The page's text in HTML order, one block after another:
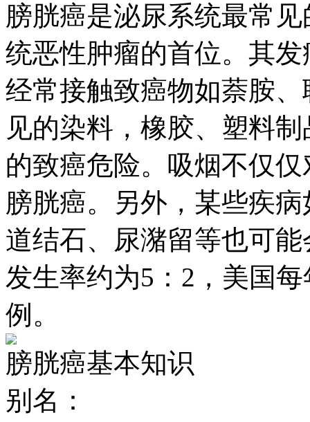
膀胱癌是泌尿系统最常
统恶性肿瘤的首位。其
经常接触致癌物如萘胺
见的染料，橡胶、塑料
的致癌危险。吸烟不仅
膀胱癌。另外，某些疾
道结石、尿潴留等也可
发生率约为5：2，美国
例。
膀胱癌基本知识
别名：